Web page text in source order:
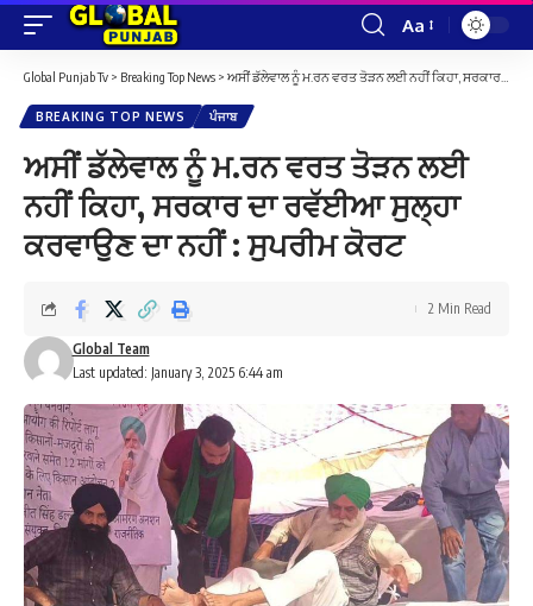
Font
Resizer
Aa
Global Punjab Tv > Breaking Top News > ਅਸੀਂ ਡੱਲੇਵਾਲ ਨੂੰ ਮ.ਰਨ ਵਰਤ ਤੋੜਨ ਲਈ ਨਹੀਂ ਕਿਹਾ, ਸਰਕਾਰ ਦਾ ਰਵੱਈਆ ਸੁਲ੍ਹਾ ਕਰਵਾਉਣ ਦਾ ਨਹੀਂ : ਸੁਪਰੀਮ ਕੋਰਟ
BREAKING TOP NEWS ਪੰਜਾਬ
ਅਸੀਂ ਡੱਲੇਵਾਲ ਨੂੰ ਮ.ਰਨ ਵਰਤ ਤੋੜਨ ਲਈ
ਨਹੀਂ ਕਿਹਾ, ਸਰਕਾਰ ਦਾ ਰਵੱਈਆ ਸੁਲ੍ਹਾ
ਕਰਵਾਉਣ ਦਾ ਨਹੀਂ : ਸੁਪਰੀਮ ਕੋਰਟ
Last updated: January 3, 2025 6:44 am
Global Team
2 Min Read